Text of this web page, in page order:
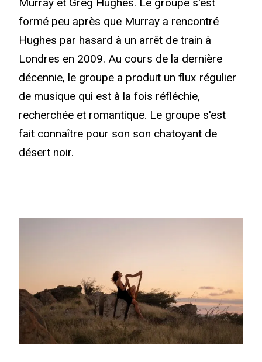
Murray et Greg Hughes. Le groupe s'est
formé peu après que Murray a rencontré
Hughes par hasard à un arrêt de train à
Londres en 2009. Au cours de la dernière
décennie, le groupe a produit un flux régulier
de musique qui est à la fois réfléchie,
recherchée et romantique. Le groupe s'est
fait connaître pour son son chatoyant de
désert noir.